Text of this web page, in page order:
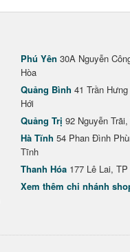
Phú Yên 30A Nguyễn
Hòa
Quảng Bình 41 Trần
Hới
Quảng Trị 92 Nguyễn
Hà Tĩnh 54 Phan Đình
Tĩnh
Thanh Hóa 177 Lê Lai,
Xem thêm chi nhánh